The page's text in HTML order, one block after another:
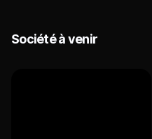
Société à venir